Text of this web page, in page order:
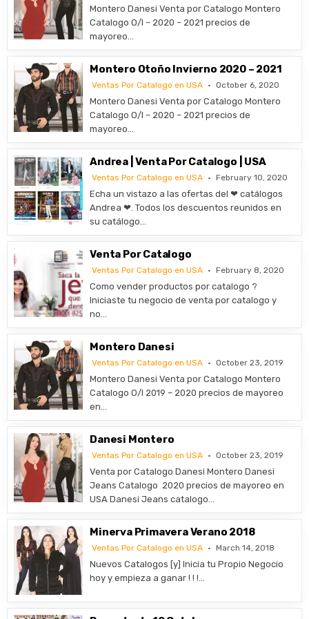
Montero Danesi Venta por Catalogo Montero
Catalogo O/I – 2020 – 2021 precios de
mayoreo…
Montero Otoño Invierno 2020 – 2021
Ventas Por Catalogo en USA October 6, 2020
Montero Danesi Venta por Catalogo Montero
Catalogo O/I – 2020 – 2021 precios de
mayoreo…
Andrea | Venta Por Catalogo | USA
Ventas Por Catalogo en USA February 10, 2020
Echa un vistazo a las ofertas del ❤ catálogos
Andrea ❤. Todos los descuentos reunidos en
su catálogo…
Venta Por Catalogo
Ventas Por Catalogo en USA February 8, 2020
Como vender productos por catalogo ?
Iniciaste tu negocio de venta por catalogo y
no…
Montero Danesi
Ventas Por Catalogo en USA October 23, 2019
Montero Danesi Venta por Catalogo Montero
Catalogo O/I 2019 – 2020 precios de mayoreo
en…
Danesi Montero
Ventas Por Catalogo en USA October 23, 2019
Venta por Catalogo Danesi Montero Danesi
Jeans Catalogo 2020 precios de mayoreo en
USA Danesi Jeans catalogo…
Minerva Primavera Verano 2018
Ventas Por Catalogo en USA March 14, 2018
Nuevos Catalogos [y] Inicia tu Propio Negocio
hoy y empieza a ganar ! ! !…